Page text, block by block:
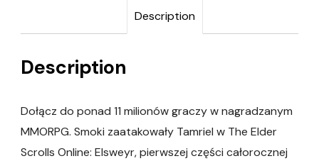
Description
Description
Dołącz do ponad 11 milionów graczy w nagradzanym
MMORPG. Smoki zaatakowały Tamriel w The Elder
Scrolls Online: Elsweyr, pierwszej części całorocznej